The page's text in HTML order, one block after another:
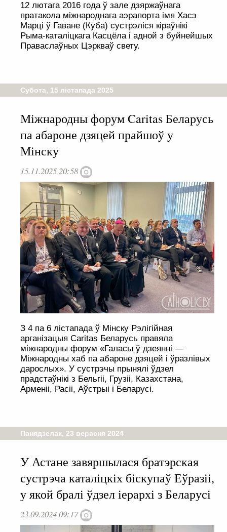
12 лютага 2016 года ў зале дзяржаўнага
пратакола міжнароднага аэрапорта імя Хасэ
Марці ў Гаване (Куба) сустрэліся кіраўнікі
Рыма-каталіцкага Касцёла і адной з буйнейшых
Праваслаўных Цэркваў свету.
Субота, 15 лістапада 2025
Міжнародны форум Caritas Беларусь
па абароне дзяцей прайшоў у
Мінску
15.11.2025 20:58
З 4 па 6 лістапада ў Мінску Рэлігійная
арганізацыя Caritas Беларусь правяла
міжнародны форум «Галасы ў дзеянні —
Міжнародны хаб па абароне дзяцей і ўразлівых
дарослых». У сустрэчы прынялі ўдзел
прадстаўнікі з Бельгіі, Грузіі, Казахстана,
Арменіі, Расіі, Аўстрыі і Беларусі.
Панядзелак, 23 верасня 2024
У Астане завяршылася братэрская
сустрэча каталіцкіх біскупаў Еўразіі,
у якой бралі ўдзел іерархі з Беларусі
23.09.2024 09:17